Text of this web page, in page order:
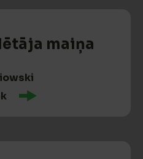
maiņa